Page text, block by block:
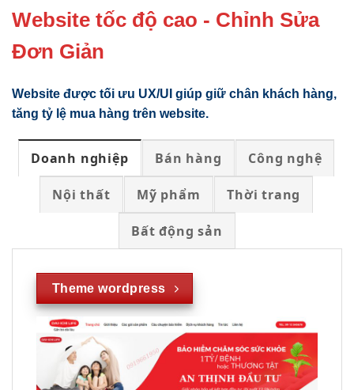
Website tốc độ cao - Chỉnh Sửa
Đơn Giản
Website được tối ưu UX/UI giúp giữ chân khách hàng,
tăng tỷ lệ mua hàng trên website.
Doanh nghiệp Bán hàng Công nghệ
Nội thất Mỹ phẩm Thời trang
Bất động sản
Theme wordpress